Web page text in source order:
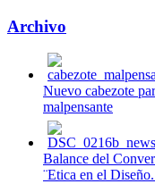
Archivo
Nuevo cabezote
malpensante
Balance del
¨Etica en el